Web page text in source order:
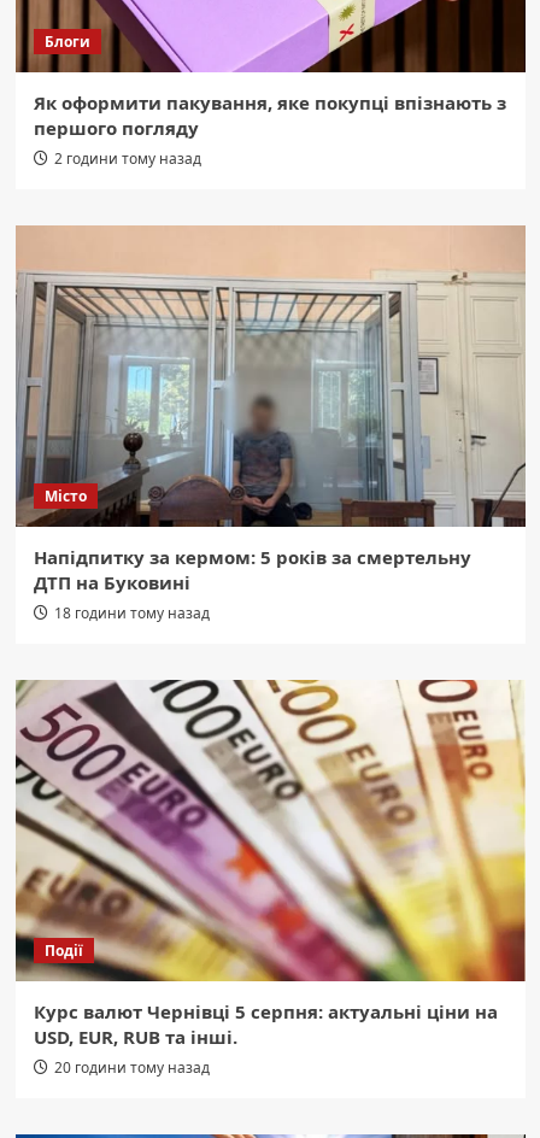
Блоги
Як оформити пакування, яке покупці впізнають з
першого погляду
2 години тому назад
Місто
Напідпитку за кермом: 5 років за смертельну
ДТП на Буковині
18 години тому назад
Події
Курс валют Чернівці 5 серпня: актуальні ціни на
USD, EUR, RUB та інші.
20 години тому назад